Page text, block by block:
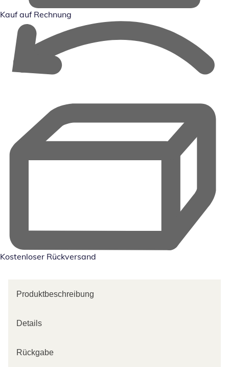
Kauf auf Rechnung
Kostenloser Rückversand
Produktbeschreibung
Details
Rückgabe